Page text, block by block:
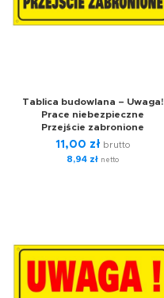
Tablica budowlana – Uwaga!
Prace niebezpieczne
Przejście zabronione
11,00 zł brutto
8,94 zł netto